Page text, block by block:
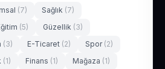
(7) Sağlık (7)
(5) Güzellik (3)
(3) E-Ticaret (2) Spor (2)
(1) Finans (1) Mağaza (1)